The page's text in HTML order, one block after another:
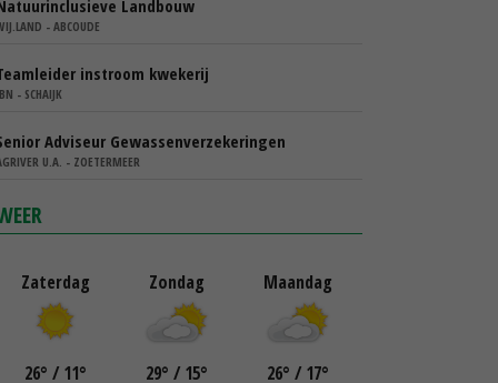
Landbouw
- ABCOUDE
instroom kwekerij
- SCHAIJK
Adviseur Gewassenverzekeringen
U.A. - ZOETERMEER
Zaterdag
26° / 11°
Zondag
29° / 15°
Maandag
26° / 17°